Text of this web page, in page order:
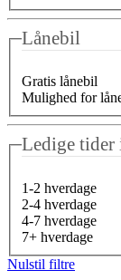
Lånebil
Gratis lånebil
Mulighed for
Ledige tider
1-2 hverdage
2-4 hverdage
4-7 hverdage
7+ hverdage
Nulstil filtre